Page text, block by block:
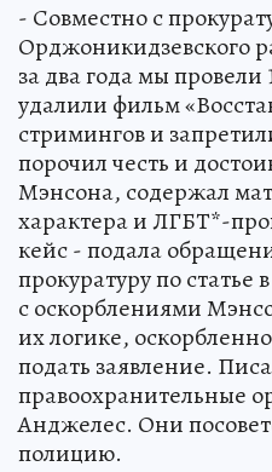
- Совместно с
Орджоникидзевского
за два года мы провели
удалили фильм
стримингов и
порочил честь и
Мэнсона, содержал
характера и ЛГБТ*-
кейс - подала
прокуратуру по статье
с оскорблениями
их логике,
подать заявление.
правоохранительные
Анджелес. Они
полицию.